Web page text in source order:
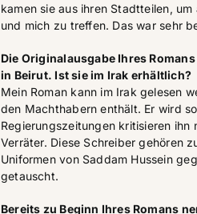
kamen sie aus ihren Stadtteilen,
und mich zu treffen. Das war sehr
Die Originalausgabe Ihres
in Beirut. Ist sie im Irak erhältlich?
Mein Roman kann im Irak gelesen
den Machthabern enthält. Er wird
Regierungszeitungen kritisieren ihn
Verräter. Diese Schreiber gehören
Uniformen von Saddam Hussein
getauscht.
Bereits zu Beginn Ihres Romans